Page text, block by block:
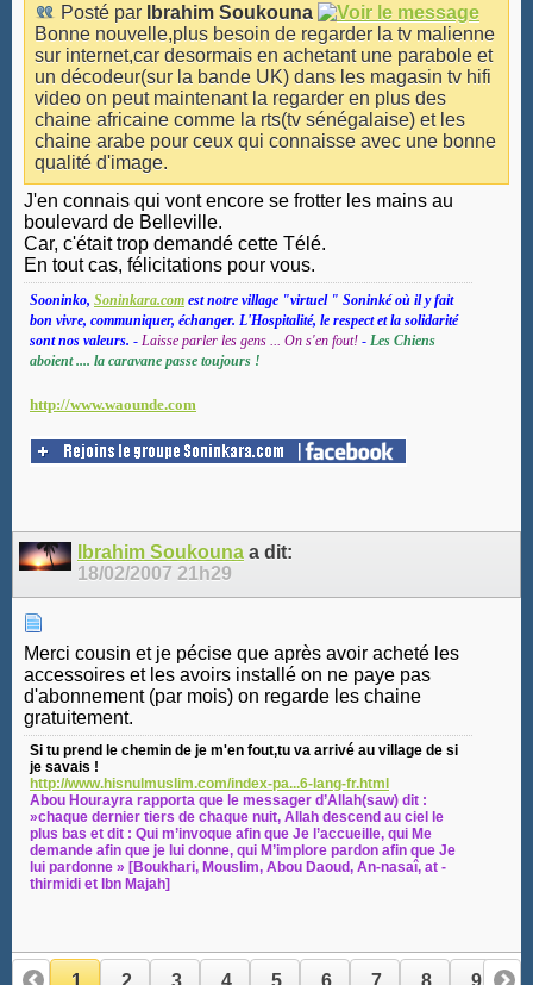
Posté par
Ibrahim Soukouna
Bonne nouvelle,plus besoin de regarder la tv malienne
sur internet,car desormais en achetant une parabole et
un décodeur(sur la bande UK) dans les magasin tv hifi
video on peut maintenant la regarder en plus des
chaine africaine comme la rts(tv sénégalaise) et les
chaine arabe pour ceux qui connaisse avec une bonne
qualité d'image.
J'en connais qui vont encore se frotter les mains au
boulevard de Belleville.
Car, c'était trop demandé cette Télé.
En tout cas, félicitations pour vous.
Sooninko, Soninkara.com est notre village "virtuel " Soninké où il y fait
bon vivre, communiquer, échanger. L'Hospitalité, le respect et la solidarité
sont nos valeurs. - Laisse parler les gens ... On s'en fout! - Les Chiens
aboient .... la caravane passe toujours !
http://www.waounde.com
Ibrahim Soukouna a dit:
18/02/2007 21h29
Merci cousin et je pécise que après avoir acheté les
accessoires et les avoirs installé on ne paye pas
d'abonnement (par mois) on regarde les chaine
gratuitement.
Si tu prend le chemin de je m'en fout,tu va arrivé au village de si
je savais !
http://www.hisnulmuslim.com/index-pa...6-lang-fr.html
Abou Hourayra rapporta que le messager d’Allah(saw) dit :
»chaque dernier tiers de chaque nuit, Allah descend au ciel le
plus bas et dit : Qui m’invoque afin que Je l’accueille, qui Me
demande afin que je lui donne, qui M’implore pardon afin que Je
lui pardonne » [Boukhari, Mouslim, Abou Daoud, An-nasaî, at -
thirmidi et Ibn Majah]
1 2 3 4 5 6 7 8 9